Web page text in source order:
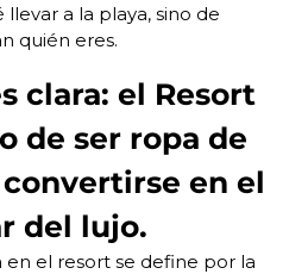
a la playa, sino de
quién eres.
clara: el Resort
de ser ropa de
en el
del lujo.
en el resort se define por la